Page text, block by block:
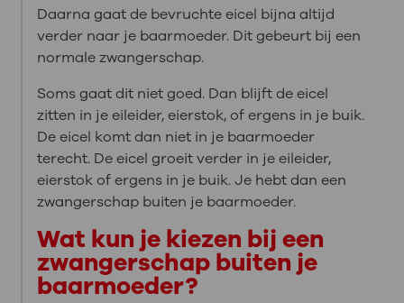
Daarna gaat de bevruchte eicel bijna altijd
verder naar je baarmoeder. Dit gebeurt bij een
normale zwangerschap.
Soms gaat dit niet goed. Dan blijft de eicel
zitten in je eileider, eierstok, of ergens in je buik.
De eicel komt dan niet in je baarmoeder
terecht. De eicel groeit verder in je eileider,
eierstok of ergens in je buik. Je hebt dan een
zwangerschap buiten je baarmoeder.
Wat kun je kiezen bij een
zwangerschap buiten je
baarmoeder?